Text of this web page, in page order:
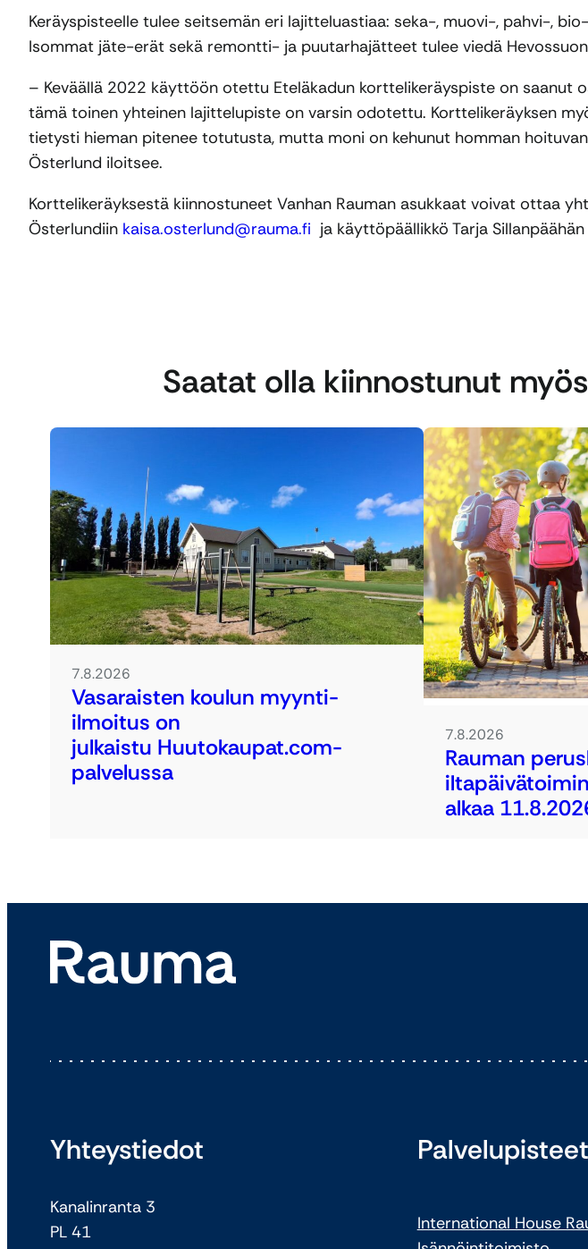
Keräyspisteelle tulee seitsemän eri lajitteluastiaa: seka-, muovi-, pahvi-,
Isommat jäte-erät sekä remontti- ja puutarhajätteet tulee viedä
– Keväällä 2022 käyttöön otettu Eteläkadun korttelikeräyspiste on saanut
tämä toinen yhteinen lajittelupiste on varsin odotettu. Korttelikeräyksen
tietysti hieman pitenee totutusta, mutta moni on kehunut homman
Österlund iloitsee.
Korttelikeräyksestä kiinnostuneet Vanhan Rauman asukkaat voivat ottaa
Österlundiin kaisa.osterlund@rauma.fi ja käyttöpäällikkö Tarja Sillanpäähän
Saatat olla kiinnostunut
7.8.2026
Vasaraisten koulun myynti-
ilmoitus on
julkaistu Huutokaupat.com-
palvelussa
7.8.2026
Rauman
alkaa
Yhteystiedot
Kanalinranta 3
PL 41
Palvelupisteet
International House